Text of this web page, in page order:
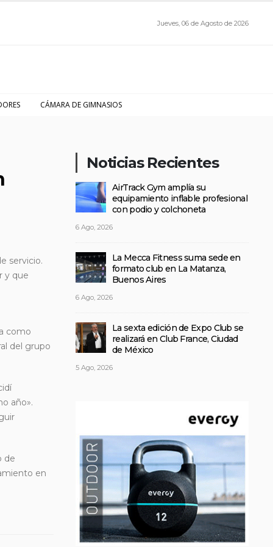
Jueves, 06 de Agosto de 2026
CÁMARA DE GIMNASIOS
servicio.
y que
como
del grupo
año».
de
en
Noticias Recientes
AirTrack Gym amplía su
equipamiento inflable profesional
con podio y colchoneta
6 Ago, 2026
La Mecca Fitness suma sede en
formato club en La Matanza,
Buenos Aires
6 Ago, 2026
La sexta edición de Expo Club se
realizará en Club France, Ciudad
de México
5 Ago, 2026